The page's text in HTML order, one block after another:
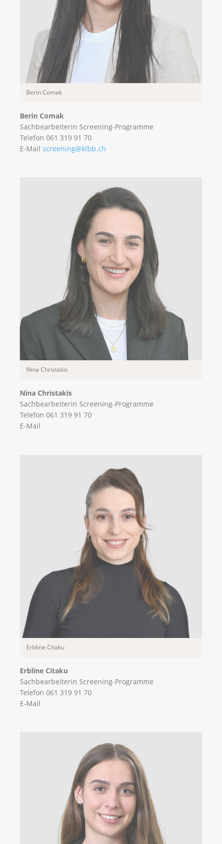
Berin Comak
Berin Comak
Sachbearbeiterin Screening-Programme
Telefon 061 319 91 70
E-Mail screening@klbb.ch
Nina Christakis
Nina Christakis
Sachbearbeiterin Screening-Programme
Telefon 061 319 91 70
E-Mail
Erbline Citaku
Erbline Citaku
Sachbearbeiterin Screening-Programme
Telefon 061 319 91 70
E-Mail